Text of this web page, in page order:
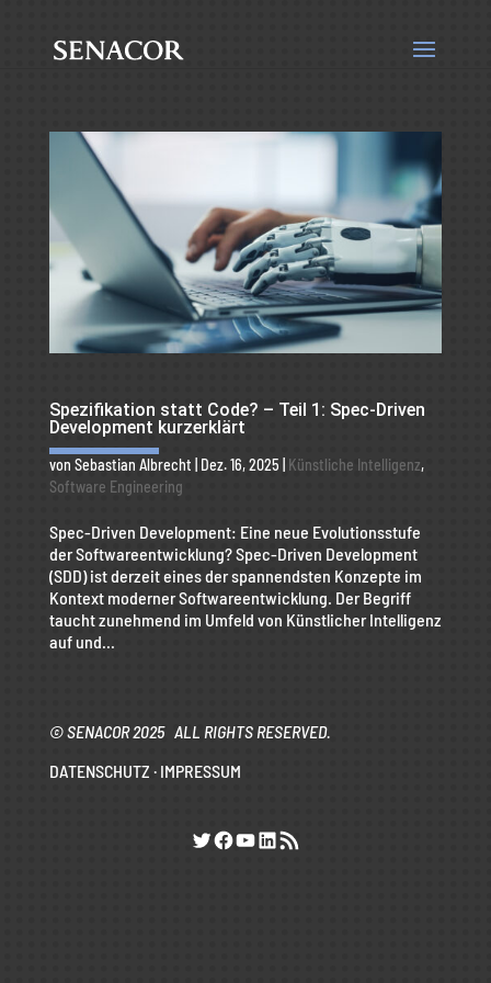
Spezifikation statt Code? – Teil 1: Spec-Driven
Development kurzerklärt
von Sebastian Albrecht Dez. 16, 2025 Künstliche Intelligenz,
Software Engineering
Spec-Driven Development: Eine neue Evolutionsstufe
der Softwareentwicklung? Spec-Driven Development
(SDD) ist derzeit eines der spannendsten Konzepte im
Kontext moderner Softwareentwicklung. Der Begriff
taucht zunehmend im Umfeld von Künstlicher Intelligenz
auf und...
© SENACOR 2025 ALL RIGHTS RESERVED.
DATENSCHUTZ · IMPRESSUM
Twitter
Facebook
YouTube
LinkedIn
RSS-Feed